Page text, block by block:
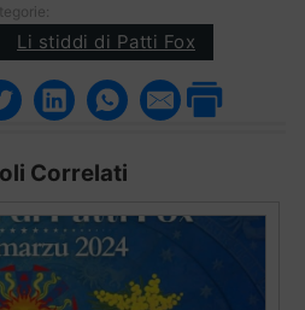
Li stiddi di Patti Fox
Correlati